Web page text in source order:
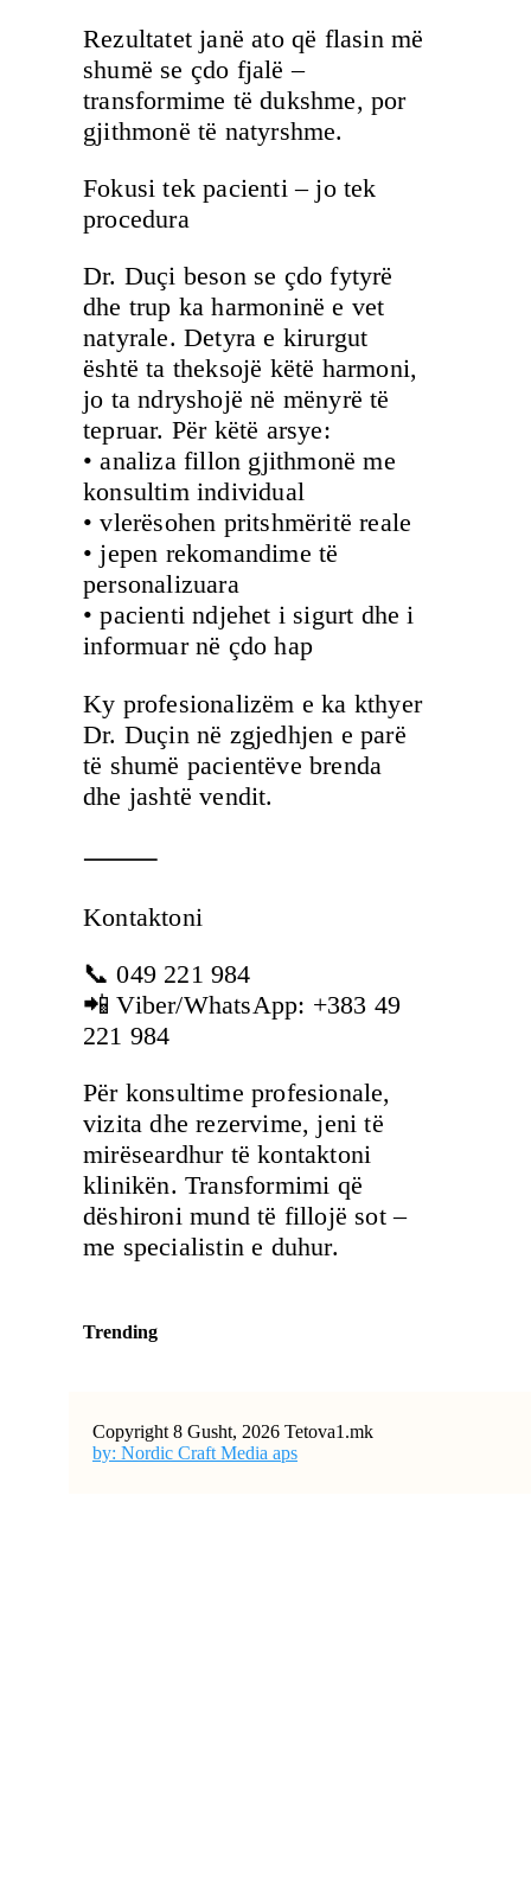
Rezultatet janë ato që flasin më
shumë se çdo fjalë –
transformime të dukshme, por
gjithmonë të natyrshme.
Fokusi tek pacienti – jo tek
procedura
Dr. Duçi beson se çdo fytyrë
dhe trup ka harmoninë e vet
natyrale. Detyra e kirurgut
është ta theksojë këtë harmoni,
jo ta ndryshojë në mënyrë të
tepruar. Për këtë arsye:
• analiza fillon gjithmonë me
konsultim individual
• vlerësohen pritshmëritë reale
• jepen rekomandime të
personalizuara
• pacienti ndjehet i sigurt dhe i
informuar në çdo hap
Ky profesionalizëm e ka kthyer
Dr. Duçin në zgjedhjen e parë
të shumë pacientëve brenda
dhe jashtë vendit.
⸻
Kontaktoni
📞 049 221 984
📲 Viber/WhatsApp: +383 49
221 984
Për konsultime profesionale,
vizita dhe rezervime, jeni të
mirëseardhur të kontaktoni
klinikën. Transformimi që
dëshironi mund të fillojë sot –
me specialistin e duhur.
Trending
Copyright 8 Gusht, 2026 Tetova1.mk
by: Nordic Craft Media aps